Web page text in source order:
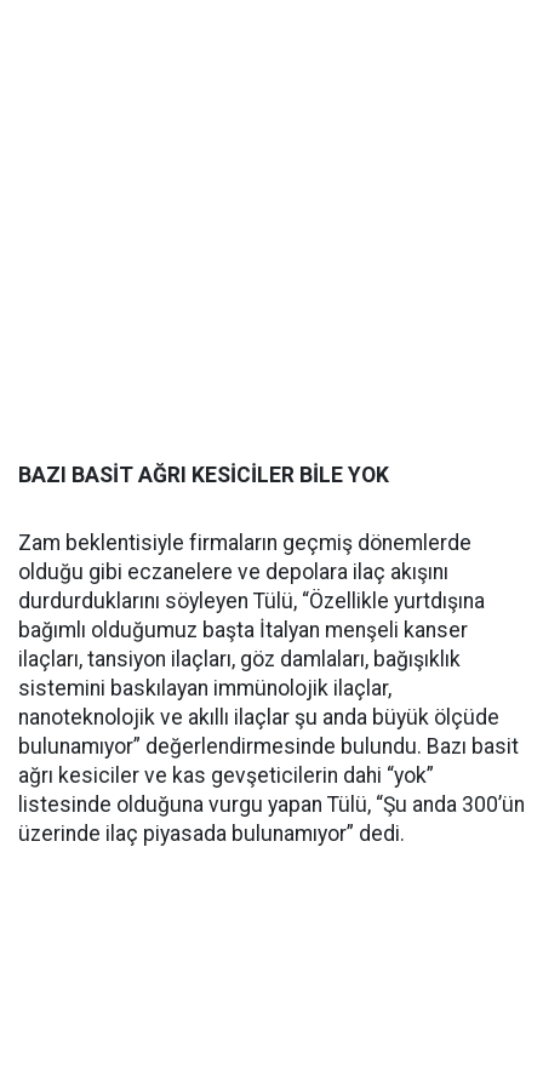
BAZI BASİT AĞRI KESİCİLER BİLE YOK
Zam beklentisiyle firmaların geçmiş dönemlerde
olduğu gibi eczanelere ve depolara ilaç akışını
durdurduklarını söyleyen Tülü, “Özellikle yurtdışına
bağımlı olduğumuz başta İtalyan menşeli kanser
ilaçları, tansiyon ilaçları, göz damlaları, bağışıklık
sistemini baskılayan immünolojik ilaçlar,
nanoteknolojik ve akıllı ilaçlar şu anda büyük ölçüde
bulunamıyor” değerlendirmesinde bulundu. Bazı basit
ağrı kesiciler ve kas gevşeticilerin dahi “yok”
listesinde olduğuna vurgu yapan Tülü, “Şu anda 300’ün
üzerinde ilaç piyasada bulunamıyor” dedi.